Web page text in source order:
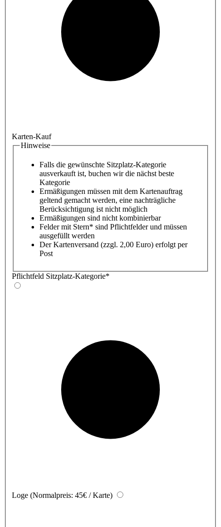
Karten-Kauf
Hinweise
Falls die gewünschte Sitzplatz-Kategorie
ausverkauft ist, buchen wir die nächst beste
Kategorie
Ermäßigungen müssen mit dem Kartenauftrag
geltend gemacht werden, eine nachträgliche
Berücksichtigung ist nicht möglich
Ermäßigungen sind nicht kombinierbar
Felder mit Stern* sind Pflichtfelder und müssen
ausgefüllt werden
Der Kartenversand (zzgl. 2,00 Euro) erfolgt per
Post
Pflichtfeld Sitzplatz-Kategorie*
Loge (Normalpreis: 45€ / Karte)